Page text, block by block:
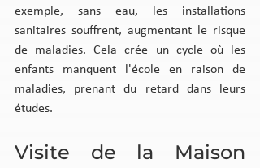
exemple, sans eau, les installations
sanitaires souffrent, augmentant le risque
de maladies. Cela crée un cycle où les
enfants manquent l'école en raison de
maladies, prenant du retard dans leurs
études.
Visite de la Maison